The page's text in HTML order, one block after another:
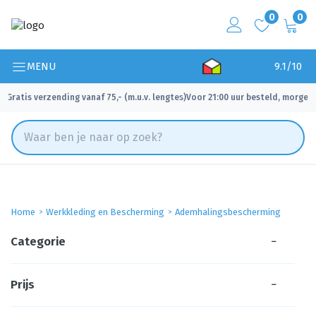
0 0
MENU 9.1/10
Gratis verzending vanaf 75,- (m.u.v. lengtes)
✓ Voor 21:00 uur besteld, morgen
Home Werkkleding en Bescherming Ademhalingsbescherming
Categorie −
Prijs −